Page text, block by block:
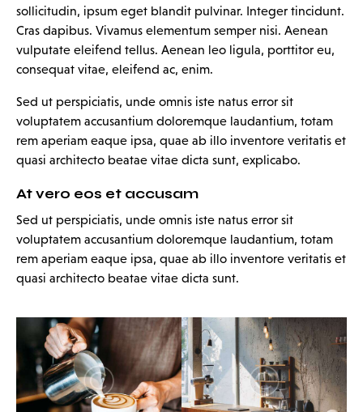
sollicitudin, ipsum eget blandit pulvinar. Integer tincidunt.
Cras dapibus. Vivamus elementum semper nisi. Aenean
vulputate eleifend tellus. Aenean leo ligula, porttitor eu,
consequat vitae, eleifend ac, enim.
Sed ut perspiciatis, unde omnis iste natus error sit
voluptatem accusantium doloremque laudantium, totam
rem aperiam eaque ipsa, quae ab illo inventore veritatis et
quasi architecto beatae vitae dicta sunt, explicabo.
At vero eos et accusam
Sed ut perspiciatis, unde omnis iste natus error sit
voluptatem accusantium doloremque laudantium, totam
rem aperiam eaque ipsa, quae ab illo inventore veritatis et
quasi architecto beatae vitae dicta sunt.